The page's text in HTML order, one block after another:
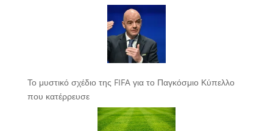
Το μυστικό σχέδιο της FIFA για το Παγκόσμιο Κύπελλο
που κατέρρευσε